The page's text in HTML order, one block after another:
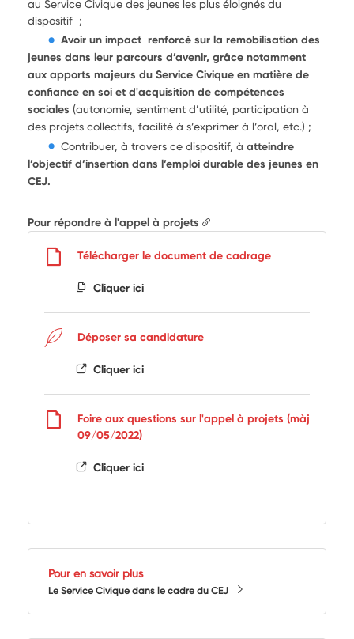
au Service Civique des jeunes les plus éloignés du
dispositif ;
Avoir un impact renforcé sur la remobilisation des
jeunes dans leur parcours d’avenir, grâce notamment
aux apports majeurs du Service Civique en matière de
confiance en soi et d'acquisition de compétences
sociales (autonomie, sentiment d’utilité, participation à
des projets collectifs, facilité à s’exprimer à l’oral, etc.) ;
Contribuer, à travers ce dispositif, à atteindre
l’objectif d’insertion dans l’emploi durable des jeunes en
CEJ.
Pour répondre à l'appel à projets
Télécharger le document de cadrage
Cliquer ici
Déposer sa candidature
Cliquer ici
Foire aux questions sur l'appel à projets (màj
09/05/2022)
Cliquer ici
Pour en savoir plus
Le Service Civique dans le cadre du CEJ